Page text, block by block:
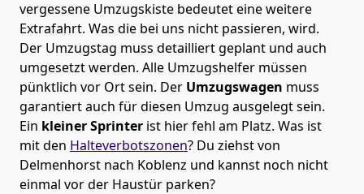
vergessene Umzugskiste bedeutet eine weitere
Extrafahrt. Was die bei uns nicht passieren, wird.
Der Umzugstag muss detailliert geplant und auch
umgesetzt werden. Alle Umzugshelfer müssen
pünktlich vor Ort sein. Der Umzugswagen muss
garantiert auch für diesen Umzug ausgelegt sein.
Ein kleiner Sprinter ist hier fehl am Platz. Was ist
mit den Halteverbotszonen? Du ziehst von
Delmenhorst nach Koblenz und kannst noch nicht
einmal vor der Haustür parken?